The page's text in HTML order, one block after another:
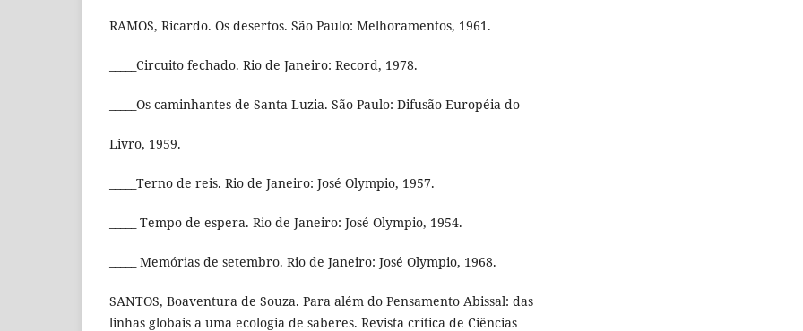
RAMOS, Ricardo. Os desertos. São Paulo: Melhoramentos, 1961.
_____Circuito fechado. Rio de Janeiro: Record, 1978.
_____Os caminhantes de Santa Luzia. São Paulo: Difusão Européia do
Livro, 1959.
_____Terno de reis. Rio de Janeiro: José Olympio, 1957.
_____ Tempo de espera. Rio de Janeiro: José Olympio, 1954.
_____ Memórias de setembro. Rio de Janeiro: José Olympio, 1968.
SANTOS, Boaventura de Souza. Para além do Pensamento Abissal: das
linhas globais a uma ecologia de saberes. Revista crítica de Ciências